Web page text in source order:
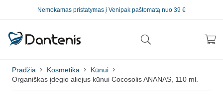
Nemokamas pristatymas į Venipak paštomatą nuo 39 €
Pradžia Kosmetika
Kūnui
Organiškas įdegio aliejus kūnui Cocosolis ANANAS, 110 ml.